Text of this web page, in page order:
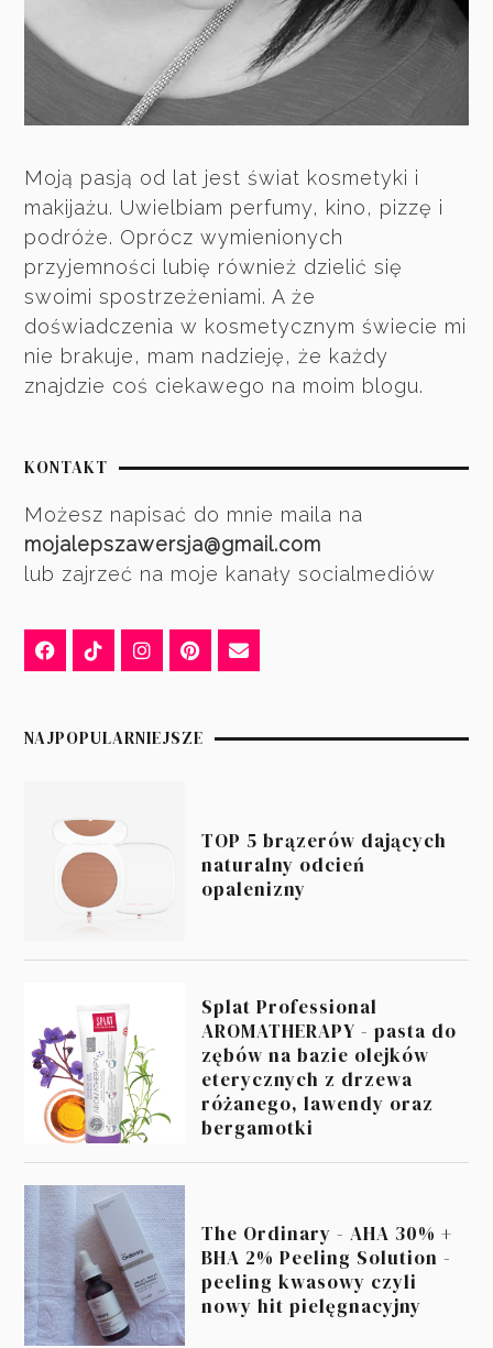
Moją pasją od lat jest świat kosmetyki i
makijażu. Uwielbiam perfumy, kino, pizzę i
podróże. Oprócz wymienionych
przyjemności lubię również dzielić się
swoimi spostrzeżeniami. A że
doświadczenia w kosmetycznym świecie mi
nie brakuje, mam nadzieję, że każdy
znajdzie coś ciekawego na moim blogu.
KONTAKT
Możesz napisać do mnie maila na
mojalepszawersja@gmail.com
lub zajrzeć na moje kanały socialmediów
NAJPOPULARNIEJSZE
TOP 5 brązerów dających
naturalny odcień
opalenizny
Splat Professional
AROMATHERAPY - pasta do
zębów na bazie olejków
eterycznych z drzewa
różanego, lawendy oraz
bergamotki
The Ordinary - AHA 30% +
BHA 2% Peeling Solution -
peeling kwasowy czyli
nowy hit pielęgnacyjny